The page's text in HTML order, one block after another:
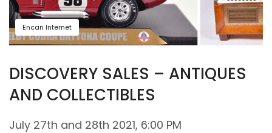
Encan Internet
DISCOVERY SALES – ANTIQUES
AND COLLECTIBLES
July 27th and 28th 2021, 6:00 PM